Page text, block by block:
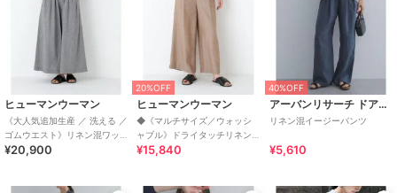
ヒューマンウーマン
《大人気追加生産 ／ 洗える ／
ゴムウエスト》リネン混ワッ
シャータック
¥20,900
20%OFF
ヒューマンウーマン
◆《マルチサイズ／ウォッシ
ャブル》ドライタッチリネン
混ガウチョパン
¥15,840
40%OFF
アーバンリサーチ ドアーズ
リネン混イージーパンツ
¥5,610